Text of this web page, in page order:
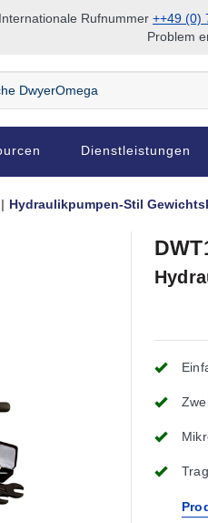
Rufnummer ++49 (0)
Problem
Dienstleistungen
Hydraulikpumpen-Stil